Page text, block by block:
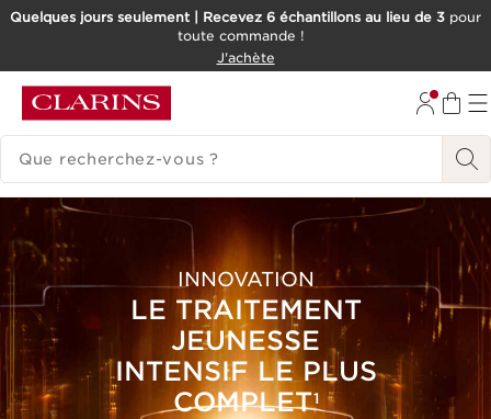
ALLER AU CONTENU
Quelques jours seulement | Recevez 6 échantillons au lieu de 3 pour
toute commande !
J'achète
HISTORIQUE DES RECHERCHES
INNOVATION
LE TRAITEMENT
JEUNESSE
INTENSIF LE PLUS
COMPLET1